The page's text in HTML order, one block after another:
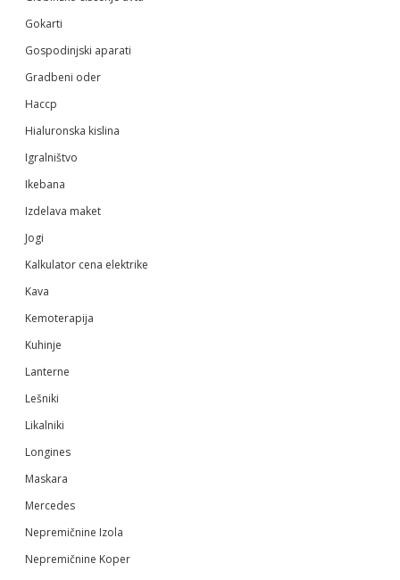
Gokarti
Gospodinjski aparati
Gradbeni oder
Haccp
Hialuronska kislina
Igralništvo
Ikebana
Izdelava maket
Jogi
Kalkulator cena elektrike
Kava
Kemoterapija
Kuhinje
Lanterne
Lešniki
Likalniki
Longines
Maskara
Mercedes
Nepremičnine Izola
Nepremičnine Koper